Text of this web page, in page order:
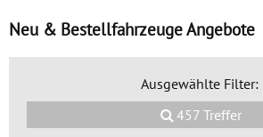
CarConfigurator
Deutsche Neuwagen
Wie bestelle ich?
Vorteile
INFORMATIONEN
Neu & Bestellfahrzeuge Angebote
Ausgewählte Filter:
457 Treffer